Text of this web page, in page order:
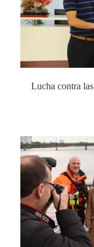
Lucha contra